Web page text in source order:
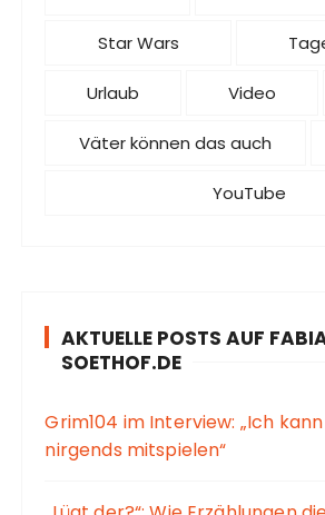
Star Wars
Urlaub Video
Väter können das auch
YouTube
AKTUELLE POSTS AUF
SOETHOF.DE
Grim104 im Interview: „Ich
nirgends mitspielen“